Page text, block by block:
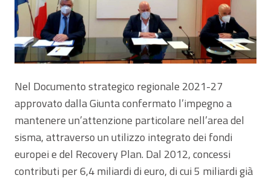
Nel Documento strategico regionale 2021-27
approvato dalla Giunta confermato l’impegno a
mantenere un’attenzione particolare nell’area del
sisma, attraverso un utilizzo integrato dei fondi
europei e del Recovery Plan. Dal 2012, concessi
contributi per 6,4 miliardi di euro, di cui 5 miliardi già